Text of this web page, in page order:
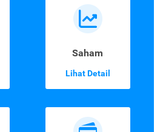
Saham
Lihat Detail